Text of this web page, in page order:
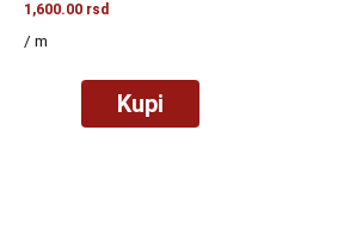
1,600.00 rsd
/ m
Kupi